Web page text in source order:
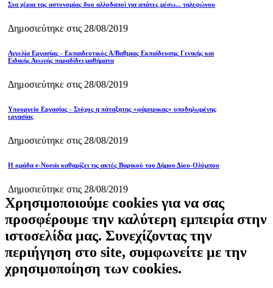
Στα χέρια της αστυνομίας δυο αλλοδαποί για απάτες μέσω... τηλεφώνου
Δημοσιεύτηκε στις 28/08/2019
Αγγελία Εργασίας - Εκπαιδευτικός Α/Βαθμιας Εκπαίδευσης Γενικής και
Ειδικής Αγωγής παραδίδει μαθήματα
Δημοσιεύτηκε στις 28/08/2019
Υπουργείο Εργασίας - Στόχος η πάταξητης «φάμπρικας» υποδηλωμένης
εργασίας
Δημοσιεύτηκε στις 28/08/2019
Η ομάδα e-Noesis καθαρίζει τις ακτές Βαρικού του Δήμου Δίου-Ολύμπου
Δημοσιεύτηκε στις 28/08/2019
Χρησιμοποιούμε cookies για να σας
προσφέρουμε την καλύτερη εμπειρία στην
ιστοσελίδα μας. Συνεχίζοντας την
περιήγηση στο site, συμφωνείτε με την
χρησιμοποίηση των cookies.